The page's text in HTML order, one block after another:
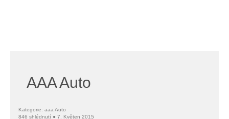
AAA Auto
Kategorie: aaa Auto
846 shlédnutí ● 7. Květen 2015